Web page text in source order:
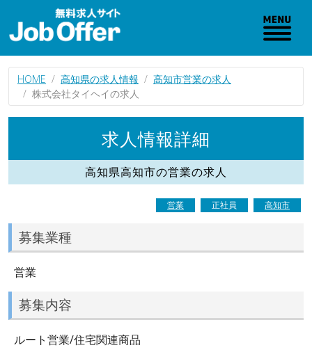
HOME 高知県の求人情報
高知市営業の求人
株式会社タイヘイの求人
求人情報詳細
高知県高知市の営業の求人
営業 正社員 高知市
募集業種
営業
募集内容
ルート営業/住宅関連商品